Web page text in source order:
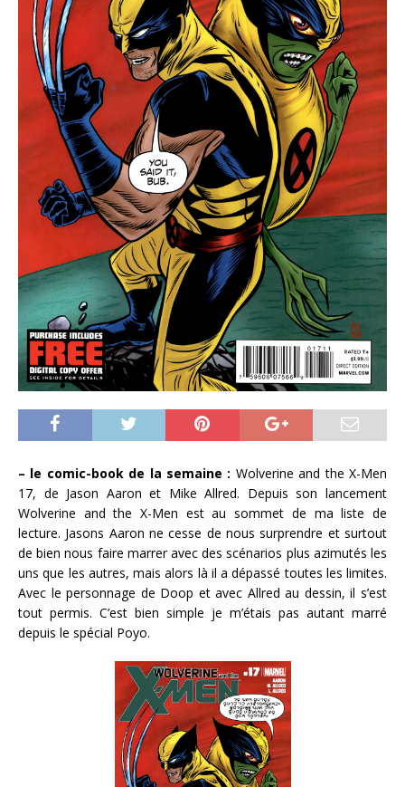
– le comic-book de la semaine : Wolverine and the X-Men
17, de Jason Aaron et Mike Allred. Depuis son lancement
Wolverine and the X-Men est au sommet de ma liste de
lecture. Jasons Aaron ne cesse de nous surprendre et surtout
de bien nous faire marrer avec des scénarios plus azimutés les
uns que les autres, mais alors là il a dépassé toutes les limites.
Avec le personnage de Doop et avec Allred au dessin, il s’est
tout permis. C’est bien simple je m’étais pas autant marré
depuis le spécial Poyo.